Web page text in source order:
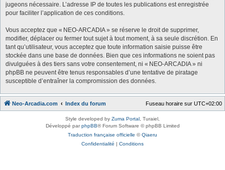
jugeons nécessaire. L’adresse IP de toutes les publications est enregistrée
pour faciliter l’application de ces conditions.
Vous acceptez que « NEO-ARCADIA » se réserve le droit de supprimer,
modifier, déplacer ou fermer tout sujet à tout moment, à sa seule discrétion. En
tant qu’utilisateur, vous acceptez que toute information saisie puisse être
stockée dans une base de données. Bien que ces informations ne soient pas
divulguées à des tiers sans votre consentement, ni « NEO-ARCADIA » ni
phpBB ne peuvent être tenus responsables d’une tentative de piratage
susceptible d’entraîner la compromission des données.
Neo-Arcadia.com Index du forum Fuseau horaire sur UTC+02:00
Style developed by Zuma Portal , Turaiel,
Développé parphpBB® Forum Software © phpBB Limited
Traduction française officielle ©Qiaeru
Confidentialité | Conditions